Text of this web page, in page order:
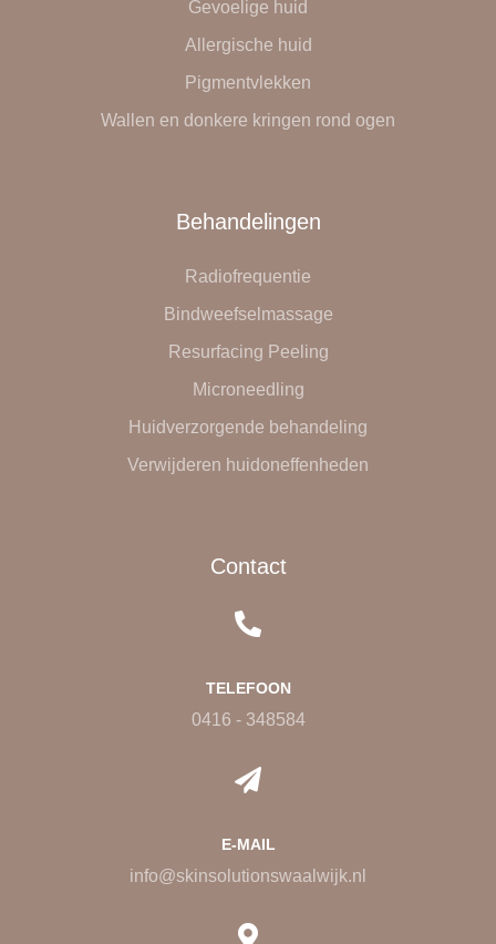
Gevoelige huid
Allergische huid
Pigmentvlekken
Wallen en donkere kringen rond ogen
Behandelingen
Radiofrequentie
Bindweefselmassage
Resurfacing Peeling
Microneedling
Huidverzorgende behandeling
Verwijderen huidoneffenheden
Contact
TELEFOON
0416 - 348584
E-MAIL
info@skinsolutionswaalwijk.nl